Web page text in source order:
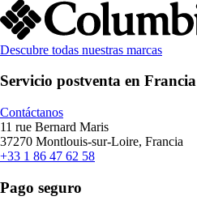
Descubre todas nuestras marcas
Servicio postventa en Francia
Contáctanos
11 rue Bernard Maris
37270 Montlouis-sur-Loire, Francia
+33 1 86 47 62 58
Pago seguro